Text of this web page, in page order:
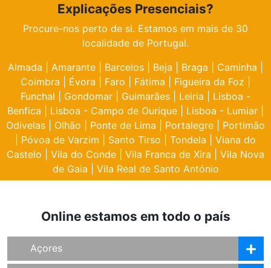
Explicações Presenciais?
Procure-nos perto de si. Estamos em mais de 30
localidade de Portugal.
Almada
Amarante Barcelos Beja Braga Caminha
Coimbra
Évora Faro Fátima Figueira da Foz
Funchal
Gondomar Guimarães Leiria
Lisboa -
Benfica
Lisboa - Campo de Ourique Lisboa - Lumiar
Odivelas
Olhão Ponte de Lima Portalegre
Portimão
Póvoa de Varzim Santo Tirso Tondela
Viana do
Castelo
Vila do Conde Vila Franca de Xira
Vila Nova
de Gaia
Vila Real de Santo António
Online estamos em todo o país
Açores